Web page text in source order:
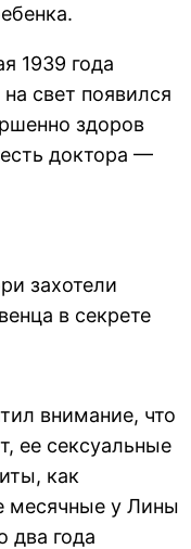
1939 года
свет появился
здоров
доктора —
захотели
в секрете
внимание, что
ее сексуальные
как
месячные у Лины
два года